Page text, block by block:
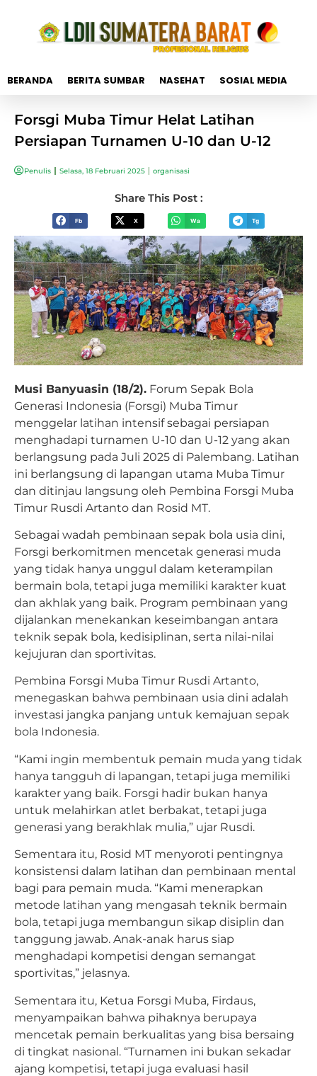
BERANDA BERITA SUMBAR NASEHAT SOSIAL MEDIA
Forsgi Muba Timur Helat Latihan
Persiapan Turnamen U-10 dan U-12
Penulis Selasa, 18 Februari 2025 organisasi
Share This Post :
Fb X Wa Tg
Musi Banyuasin (18/2). Forum Sepak Bola
Generasi Indonesia (Forsgi) Muba Timur
menggelar latihan intensif sebagai persiapan
menghadapi turnamen U-10 dan U-12 yang akan
berlangsung pada Juli 2025 di Palembang. Latihan
ini berlangsung di lapangan utama Muba Timur
dan ditinjau langsung oleh Pembina Forsgi Muba
Timur Rusdi Artanto dan Rosid MT.
Sebagai wadah pembinaan sepak bola usia dini,
Forsgi berkomitmen mencetak generasi muda
yang tidak hanya unggul dalam keterampilan
bermain bola, tetapi juga memiliki karakter kuat
dan akhlak yang baik. Program pembinaan yang
dijalankan menekankan keseimbangan antara
teknik sepak bola, kedisiplinan, serta nilai-nilai
kejujuran dan sportivitas.
Pembina Forsgi Muba Timur Rusdi Artanto,
menegaskan bahwa pembinaan usia dini adalah
investasi jangka panjang untuk kemajuan sepak
bola Indonesia.
“Kami ingin membentuk pemain muda yang tidak
hanya tangguh di lapangan, tetapi juga memiliki
karakter yang baik. Forsgi hadir bukan hanya
untuk melahirkan atlet berbakat, tetapi juga
generasi yang berakhlak mulia,” ujar Rusdi.
Sementara itu, Rosid MT menyoroti pentingnya
konsistensi dalam latihan dan pembinaan mental
bagi para pemain muda. “Kami menerapkan
metode latihan yang mengasah teknik bermain
bola, tetapi juga membangun sikap disiplin dan
tanggung jawab. Anak-anak harus siap
menghadapi kompetisi dengan semangat
sportivitas,” jelasnya.
Sementara itu, Ketua Forsgi Muba, Firdaus,
menyampaikan bahwa pihaknya berupaya
mencetak pemain berkualitas yang bisa bersaing
di tingkat nasional. “Turnamen ini bukan sekadar
ajang kompetisi, tetapi juga evaluasi hasil